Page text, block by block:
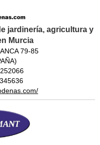
jardinería, agricultura y
Murcia
79-85